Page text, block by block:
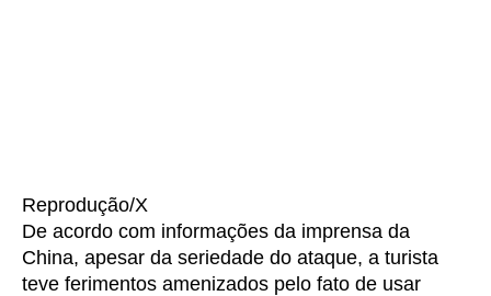
Reprodução/X
De acordo com informações da imprensa da
China, apesar da seriedade do ataque, a turista
teve ferimentos amenizados pelo fato de usar